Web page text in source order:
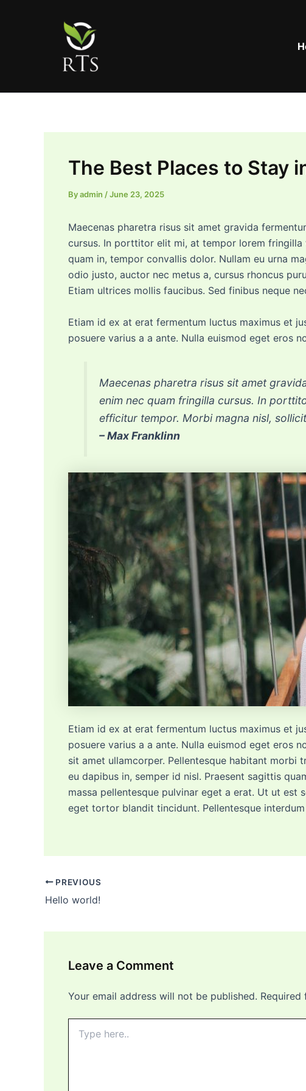
The Best Places to Stay
Byadmin /June 23, 2025
Maecenas pharetra risus sit amet gravida
cursus. In porttitor elit mi, at tempor lorem
quam in, tempor convallis dolor. Nullam eu urna
odio justo, auctor nec metus a, cursus rhoncus
Etiam ultrices mollis faucibus. Sed finibus neque
Etiam id ex at erat fermentum luctus maximus et
posuere varius a a ante. Nulla euismod eget eros
Maecenas pharetra risus sit amet
enim nec quam fringilla cursus. In
efficitur tempor. Morbi magna nisl,
– Max Franklinn
Etiam id ex at erat fermentum luctus maximus et
posuere varius a a ante. Nulla euismod eget eros
sit amet ullamcorper. Pellentesque habitant morbi
eu dapibus in, semper id nisl. Praesent sagittis
massa pellentesque pulvinar eget a erat. Ut ut est
eget tortor blandit tincidunt. Pellentesque
PREVIOUS
Hello world!
Leave a Comment
Your email address will not be published. Required
here..